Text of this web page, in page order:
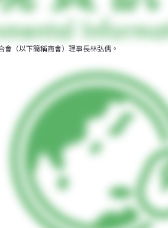
（以下簡稱商會）理事長林弘儒。